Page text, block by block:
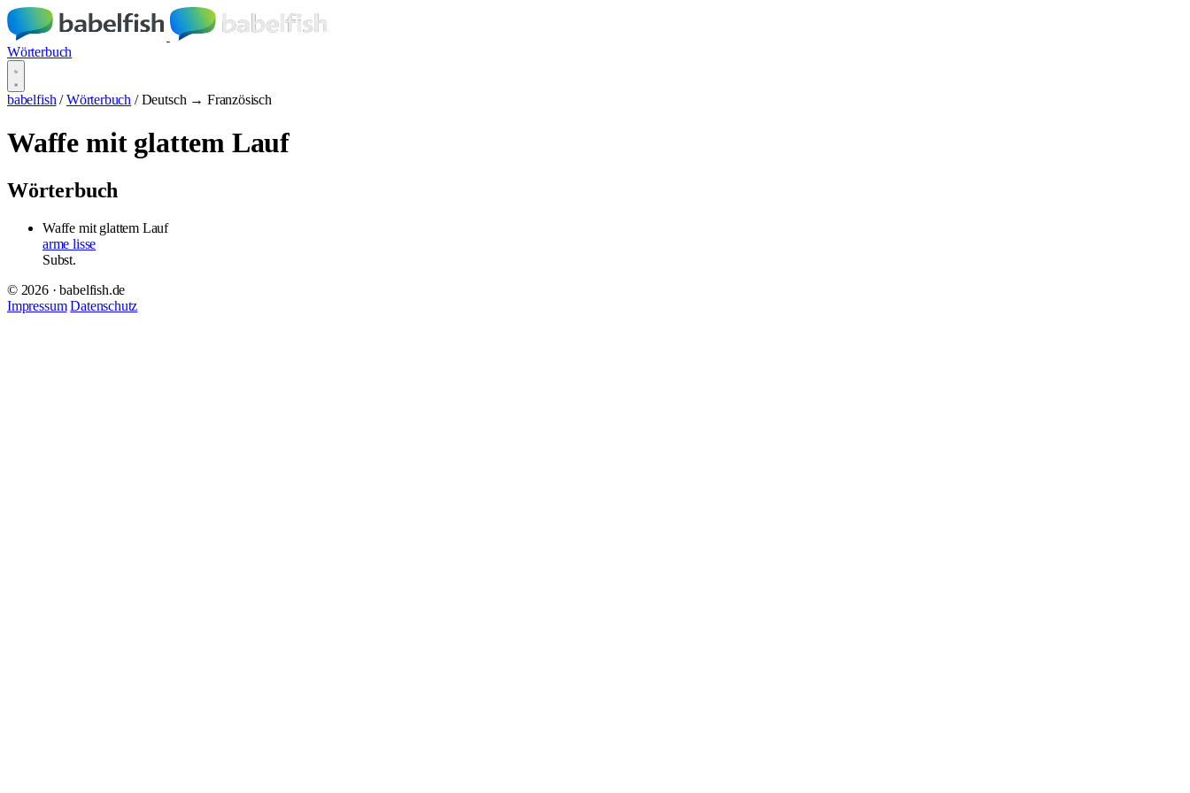
Wörterbuch
babelfish / Wörterbuch / Deutsch → Französisch
Waffe mit glattem Lauf
Wörterbuch
Waffe mit glattem Lauf
arme lisse
Subst.
© 2026 · babelfish.de
Impressum Datenschutz